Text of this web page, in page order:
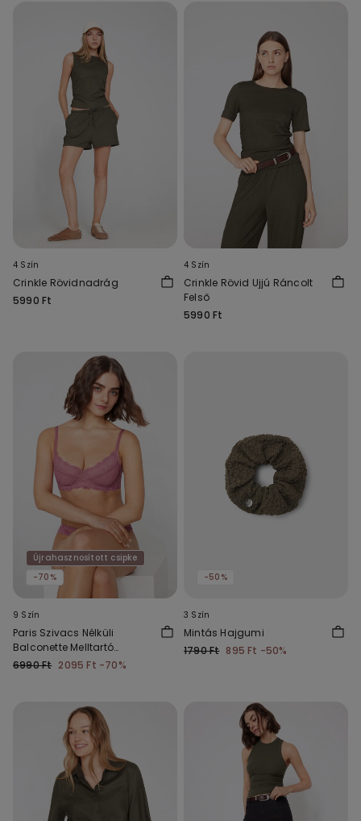
4 Szín
Crinkle Rövidnadrág
5990 Ft
4 Szín
Crinkle Rövid Ujjú Ráncolt
Felső
5990 Ft
Újrahasznosított csipke
-70%
9 Szín
Paris Szivacs Nélküli
Balconette Melltartó
Újrahasznosított Csipkéből
6990 Ft 2095 Ft -70%
-50%
3 Szín
Mintás Hajgumi
1790 Ft 895 Ft -50%